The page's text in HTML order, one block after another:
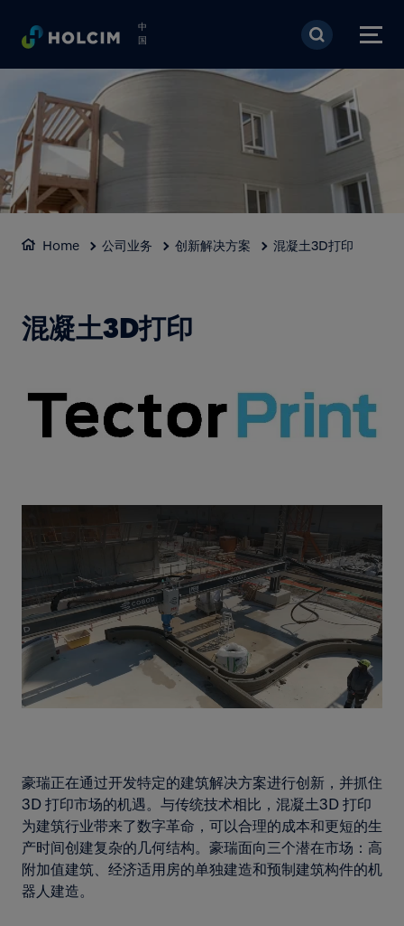
跳转到主要内容
中
国
Home 公司业务 创新解决方案 混凝土3D打印
混凝土3D打印
56.04%
豪瑞正在通过开发特定的建筑解决方案进行创新，并抓住
3D 打印市场的机遇。与传统技术相比，混凝土3D 打印
为建筑行业带来了数字革命，可以合理的成本和更短的生
产时间创建复杂的几何结构。豪瑞面向三个潜在市场：高
附加值建筑、经济适用房的单独建造和预制建筑构件的机
器人建造。